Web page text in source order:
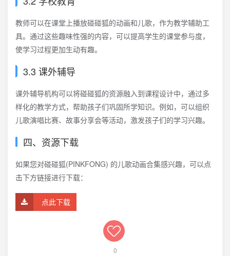
教师可以在课堂上播放碰碰狐的动画和儿歌，作为教学辅助工
具。通过这些趣味性强的内容，可以提高学生的课堂参与度，
使学习过程更加生动有趣。
3.3 课外辅导
课外辅导机构可以将碰碰狐的资源融入到课程设计中，通过多
样化的教学方式，帮助孩子们巩固所学知识。例如，可以组织
儿歌演唱比赛、故事分享会等活动，激发孩子们的学习兴趣。
四、资源下载
如果您对碰碰狐(PINKFONG)‌ 的儿歌动画合集感兴趣，可以点
击下方链接进行下载：
点此下载
0